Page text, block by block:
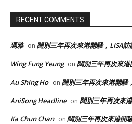
RECENT COMMENTS
瑪雅 on 闊別三年再次來港開騷，LiSA訪
Wing Fung Yeung on 闊別三年再次來
Au Shing Ho on 闊別三年再次來港開騷
AniSong Headline on 闊別三年再次來
Ka Chun Chan on 闊別三年再次來港開